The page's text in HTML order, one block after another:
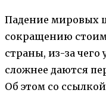
Падение мировых
сокращению
страны, из-за
сложнее даются
Об этом со